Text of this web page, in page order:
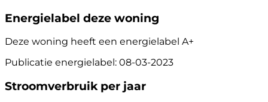
Energielabel deze woning
Deze woning heeft een energielabel A+
Publicatie energielabel: 08-03-2023
Stroomverbruik per jaar